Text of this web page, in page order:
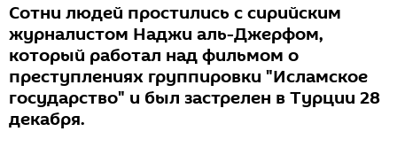
Сотни людей простились с сирийским
журналистом Наджи аль-Джерфом,
который работал над фильмом о
преступлениях группировки "Исламское
государство" и был застрелен в Турции 28
декабря.